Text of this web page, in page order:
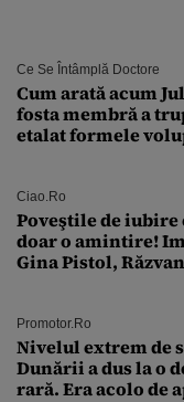
Ce Se Întâmplă Doctore
Cum arată acum
fosta membră a
etalat formele
Ciao.ro
Poveştile de iubire
doar o amintire!
Gina Pistol,
Promotor.ro
Nivelul extrem de
Dunării a dus la o
rară. Era acolo de